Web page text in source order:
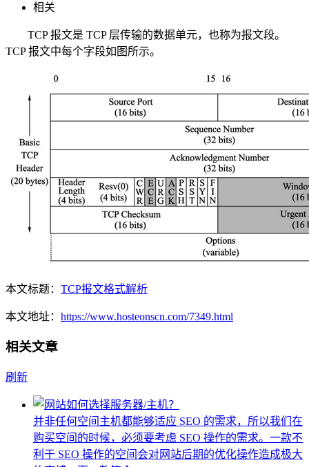
相关
TCP 报文是 TCP 层传输的数据单元，也称为报文段。
TCP 报文中每个字段如图所示。
本文标题： TCP报文格式解析
本文地址： https://www.hosteonscn.com/7349.html
相关文章
刷新
并非任何空间主机都能够适应 SEO 的需求，所以我们在
购买空间的时候，必须要考虑 SEO 操作的需求。一款不
利于 SEO 操作的空间会对网站后期的优化操作造成极大